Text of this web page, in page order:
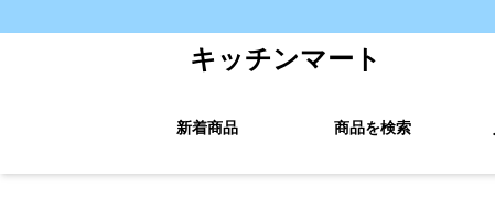
キッチンマート
新着商品 商品を検索